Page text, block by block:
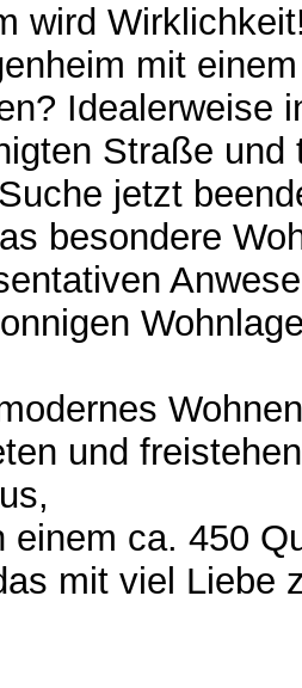
wird
mit
Idealerweise
Straße und
jetzt
besondere
und
einem ca. 450
mit viel Liebe